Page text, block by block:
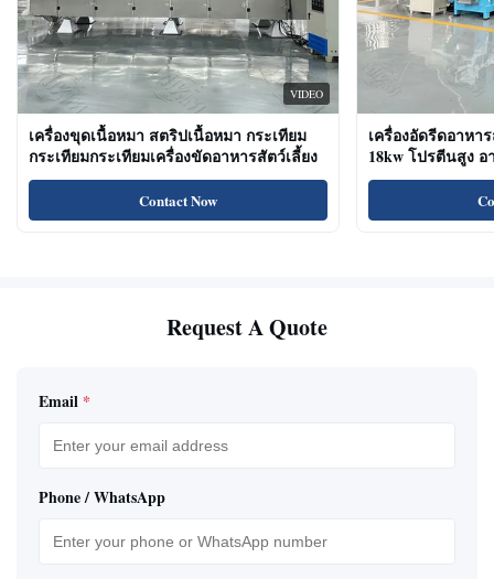
VIDEO
เครื่องขุดเนื้อหมา สตริปเนื้อหมา กระเทียม
กระเทียมกระเทียมเครื่องขัดอาหารสัตว์เลี้ยง
Contact Now
เครื่องอัดรีดอาหา
18kw โปรตีนสูง
ขนมแมว
Request A Quote
Email *
Phone / WhatsApp